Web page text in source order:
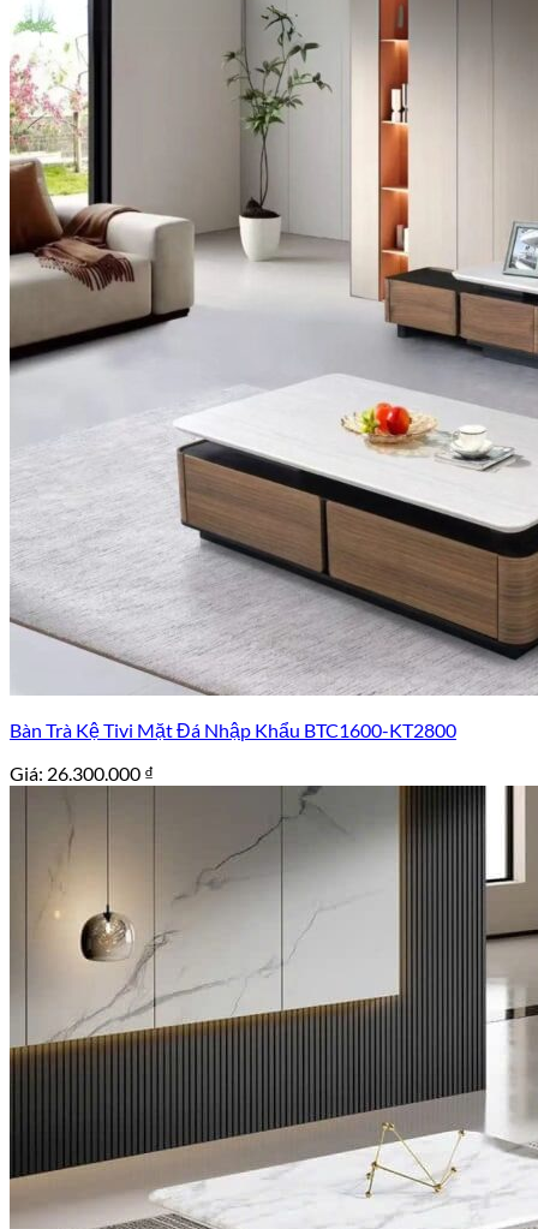
Bàn Trà Kệ Tivi Mặt Đá Nhập Khẩu BTC1600-KT2800
Giá: 26.300.000 ₫